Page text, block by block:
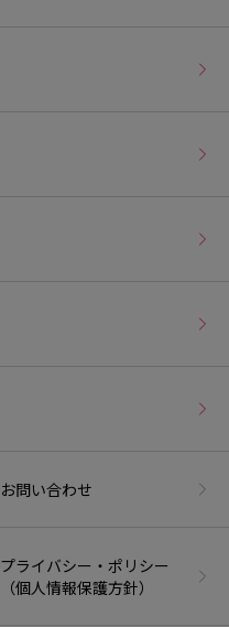
お問い合わせ
プライバシー・ポリシー
（個人情報保護方針）